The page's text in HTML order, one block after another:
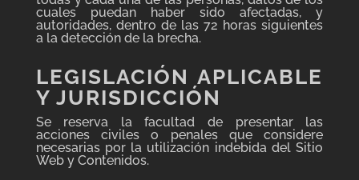
cuales puedan haber sido afectadas, y
autoridades, dentro de las 72 horas siguientes
a la detección de la brecha.
LEGISLACIÓN APLICABLE
Y JURISDICCIÓN
Se reserva la facultad de presentar las
acciones civiles o penales que considere
necesarias por la utilización indebida del Sitio
Web y Contenidos.